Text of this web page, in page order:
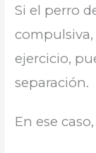
Si el perro
ejercicio,
separación.
En ese